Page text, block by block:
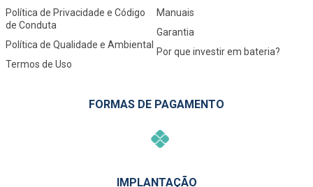
Política de Privacidade e Código
de Conduta
Política de Qualidade e Ambiental
Termos de Uso
Manuais
Garantia
Por que investir em bateria?
FORMAS DE PAGAMENTO
IMPLANTAÇÃO